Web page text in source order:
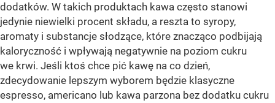
dodatków. W takich produktach kawa często stanowi
jedynie niewielki procent składu, a reszta to syropy,
aromaty i substancje słodzące, które znacząco podbijają
kaloryczność i wpływają negatywnie na poziom cukru
we krwi. Jeśli ktoś chce pić kawę na co dzień,
zdecydowanie lepszym wyborem będzie klasyczne
espresso, americano lub kawa parzona bez dodatku cukru